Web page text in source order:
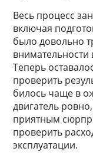
Весь процесс
включая
было довольно
внимательности
Теперь
проверить
билось чаще в
двигатель
приятным
проверить
эксплуатации.